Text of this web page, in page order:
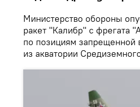
Министерство обороны
ракет "Калибр" с фрегата
по позициям запрещенной
из акватории